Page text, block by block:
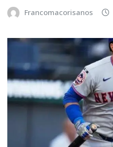
Francomacorisanos